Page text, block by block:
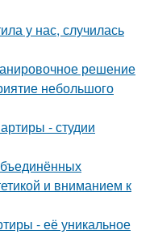
у нас, случилась
решение
небольшого
- студии
и вниманием к
- её уникальное